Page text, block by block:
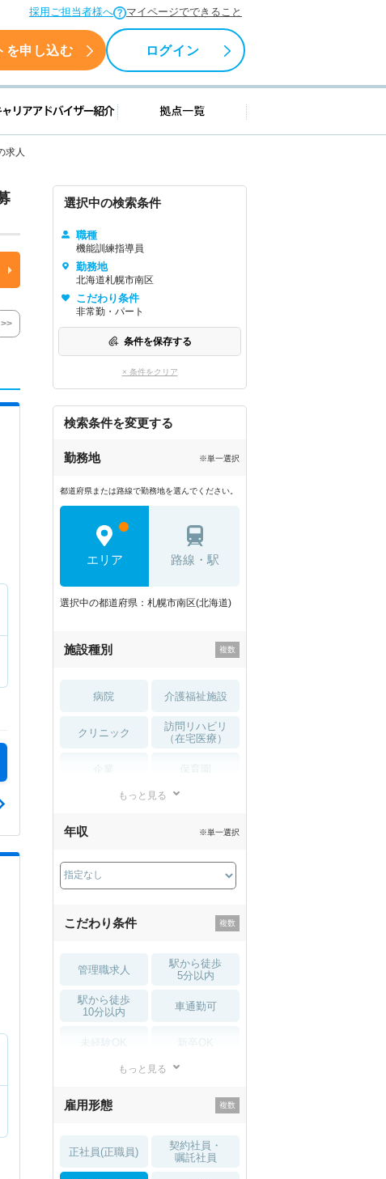
採用ご担当者様へ マイページでできること
を申し込む ログイン
支援情報 キャリアアドバイザー紹介 拠点一覧
求人
>>
選択中の検索条件
職種
機能訓練指導員
勤務地
北海道札幌市南区
こだわり条件
非常勤・パート
条件を保存する
× 条件をクリア
検索条件を変更する
勤務地 ※単一選択
都道府県または路線で勤務地を選んでください。
エリア 路線・駅
選択中の都道府県：札幌市南区(北海道)
施設種別
病院 介護福祉施設
クリニック
訪問リハビリ
（在宅医療）
薬局・
もっと見る
年収 ※単一選択
こだわり条件
管理職求人
駅から徒歩
5分以内
駅から徒歩
10分以内
車通勤可
住宅手当・補助
土日祝休 無資格 OK
もっと見る
雇用形態
正社員(正職員)
契約社員・
嘱託社員